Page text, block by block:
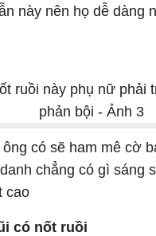
này nên họ dễ dàng
có sẽ ham mê cờ
chẳng có gì sáng
cao
có nốt ruồi